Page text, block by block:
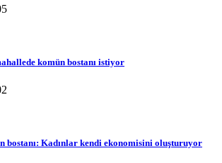
komün bostanı istiyor
bostanı: Kadınlar kendi ekonomisini oluşturuyor